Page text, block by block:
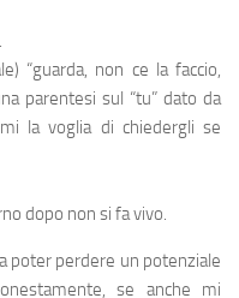
“guarda, non ce la faccio,
parentesi sul “tu” dato da
la voglia di chiedergli se
dopo non si fa vivo.
poter perdere un potenziale
se anche mi